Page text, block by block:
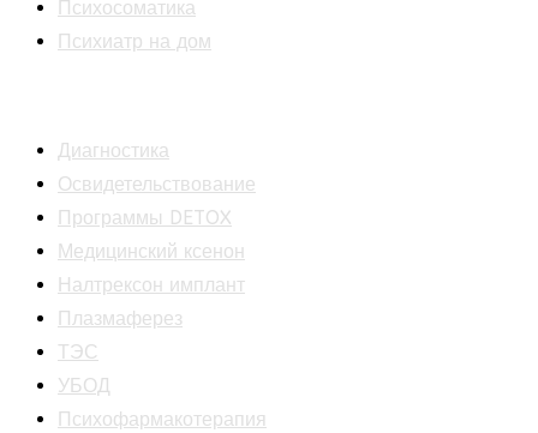
Психосоматика
Психиатр на дом
Диагностика
Освидетельствование
Программы DETOX
Медицинский ксенон
Налтрексон имплант
Плазмаферез
ТЭС
УБОД
Психофармакотерапия